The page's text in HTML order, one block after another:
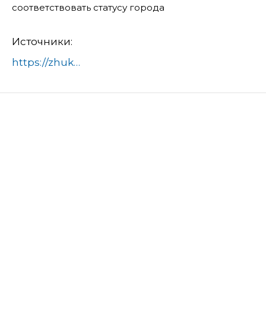
соответствовать статусу города
Источники:
https://zhukovskiy.ru/